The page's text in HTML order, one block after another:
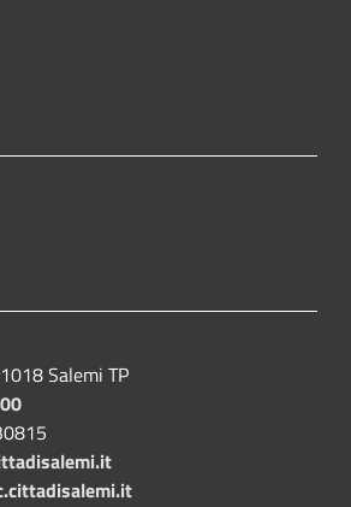
Salemi TP